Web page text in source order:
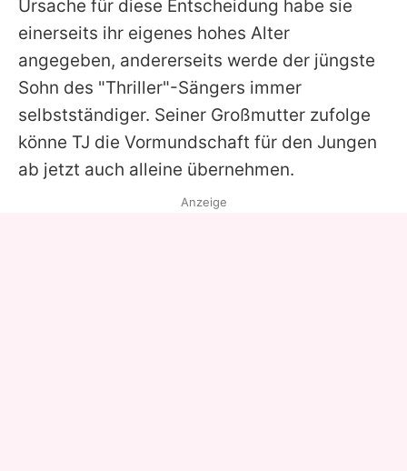
Ursache für diese Entscheidung habe sie
einerseits ihr eigenes hohes Alter
angegeben, andererseits werde der jüngste
Sohn des "Thriller"-Sängers immer
selbstständiger. Seiner Großmutter zufolge
könne TJ die Vormundschaft für den Jungen
ab jetzt auch alleine übernehmen.
Anzeige